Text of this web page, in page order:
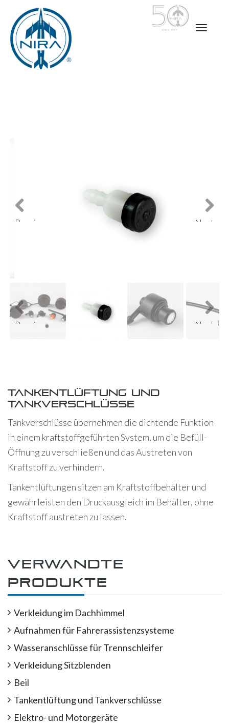
Previ
Next
Previ
Next
Tankentlüftung und
Tankverschlüsse
Tankverschlüsse übernehmen die dichtende Funktion
in einem kraftstoffgeführten System, um die Befüll-
Öffnung zu verschließen und das Austreten von
Kraftstoff zu verhindern.
Tankentlüftungen sitzen am Kraftstoffbehälter und
gewährleisten den Druckausgleich im Behälter, ohne
Kraftstoff austreten zu lassen.
Verwandte
Produkte
Verkleidung im Dachhimmel
Aufnahmen für Fahrerassistenzsysteme
Wasseranschlüsse für Trennschleifer
Verkleidung Sitzblenden
Beil
Tankentlüftung und Tankverschlüsse
Elektro- und Motorgeräte